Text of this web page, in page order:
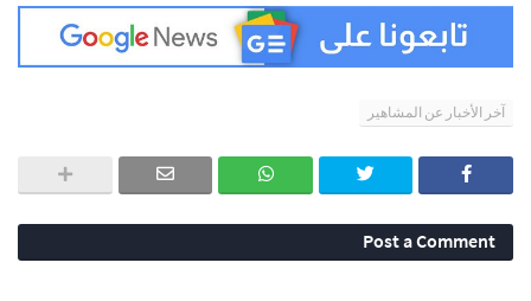
آخر الأخبار عن المشاهير
Post a Comment